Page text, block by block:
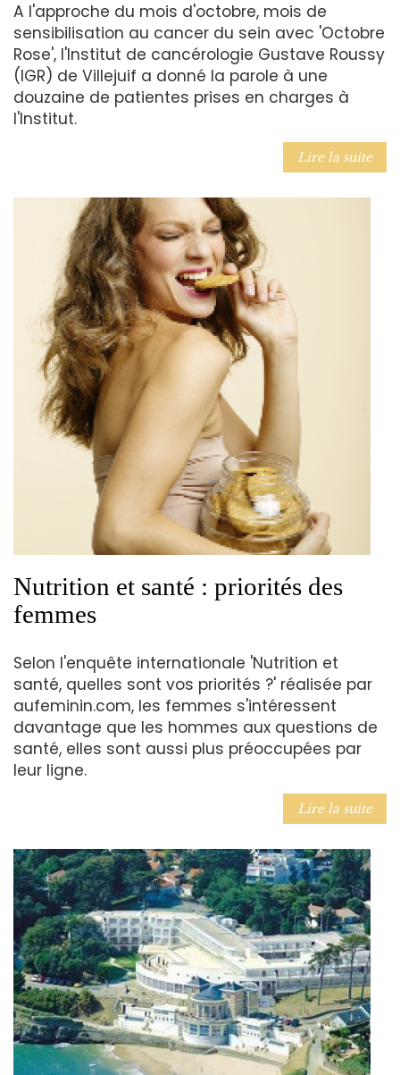
A l'approche du mois d'octobre, mois de
sensibilisation au cancer du sein avec 'Octobre
Rose', l'Institut de cancérologie Gustave Roussy
(IGR) de Villejuif a donné la parole à une
douzaine de patientes prises en charges à
l'Institut.
Lire la suite
Nutrition et santé : priorités des
femmes
Selon l'enquête internationale 'Nutrition et
santé, quelles sont vos priorités ?' réalisée par
aufeminin.com, les femmes s'intéressent
davantage que les hommes aux questions de
santé, elles sont aussi plus préoccupées par
leur ligne.
Lire la suite